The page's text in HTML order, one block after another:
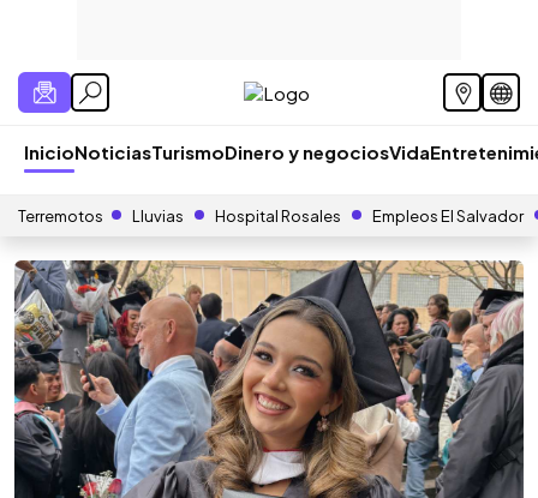
InicioNoticiasTurismoDinero y negociosVida
Terremotos Lluvias Hospital Rosales Empleos El Salvador